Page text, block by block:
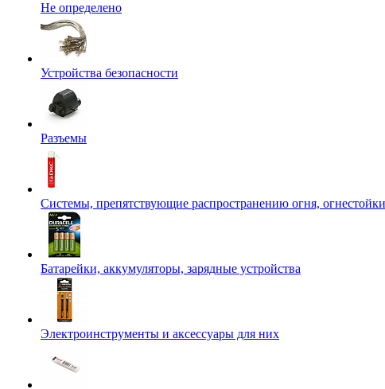
Не определено
Устройства безопасности
Разъемы
Системы, препятствующие распространению огня,
Батарейки, аккумуляторы, зарядные устройства
Электроинструменты и аксессуары для них